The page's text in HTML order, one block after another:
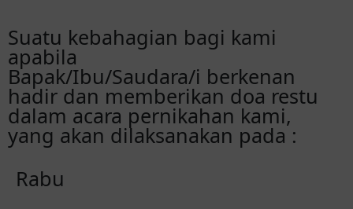
Suatu kebahagian bagi kami
apabila
Bapak/Ibu/Saudara/i berkenan
hadir dan memberikan doa restu
dalam acara pernikahan kami,
yang akan dilaksanakan pada :
Rabu